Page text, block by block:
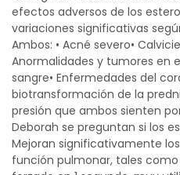
efectos adversos de los
variaciones significativas
Ambos: • Acné severo•
Anormalidades y tumores en
sangre• Enfermedades del
biotransformación de la
presión que ambos sienten
Deborah se preguntan si los
Mejoran significativamente
función pulmonar, tales como